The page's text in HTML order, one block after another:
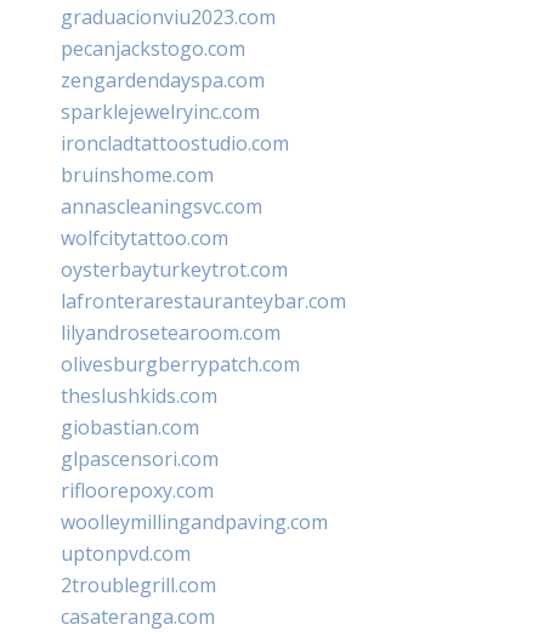
graduacionviu2023.com
pecanjackstogo.com
zengardendayspa.com
sparklejewelryinc.com
ironcladtattoostudio.com
bruinshome.com
annascleaningsvc.com
wolfcitytattoo.com
oysterbayturkeytrot.com
lafronterarestauranteybar.com
lilyandrosetearoom.com
olivesburgberrypatch.com
theslushkids.com
giobastian.com
glpascensori.com
rifloorepoxy.com
woolleymillingandpaving.com
uptonpvd.com
2troublegrill.com
casateranga.com